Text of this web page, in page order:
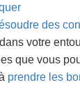
des
dans votre
que vous
prendre les